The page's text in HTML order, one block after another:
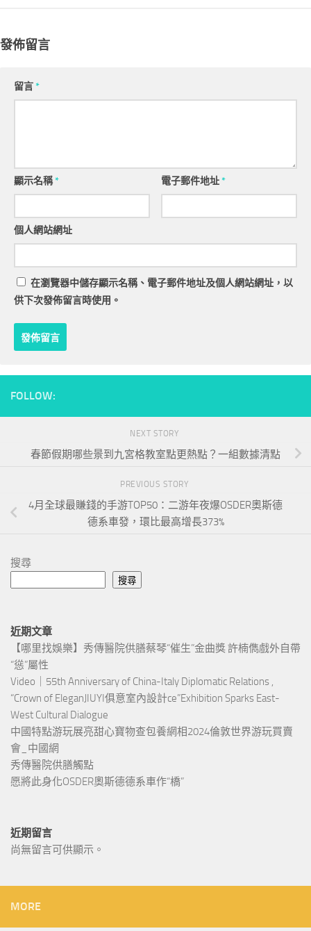
發佈留言
留言*
顯示名稱* 電子郵件地址*
個人網站網址
在瀏覽器中儲存顯示名稱、電子郵件地址及個人網站網址，以
供下次發佈留言時使用。
FOLLOW:
NEXT STORY
春節假期哪些景到九宮格教室點更熱點？一組數據清點
PREVIOUS STORY
4月全球最賺錢的手游TOP50：二游年夜爆OSDER奧斯德
德系車發，環比最高增長373%
搜尋
搜尋
近期文章
【哪里找娛樂】秀傳醫院供膳蔡琴“催生”金曲獎 許楠儁戲外自帶
“慫”屬性
Video｜55th Anniversary of China-Italy Diplomatic Relations ,
“Crown of EleganJIUYI俱意室內設計ce”Exhibition Sparks East-
West Cultural Dialogue
中國特點游玩展亮甜心寶物查包養網相2024倫敦世界游玩買賣
會_中國網
秀傳醫院供膳觸點
愿將此身化OSDER奧斯德德系車作“橋”
近期留言
尚無留言可供顯示。
MORE